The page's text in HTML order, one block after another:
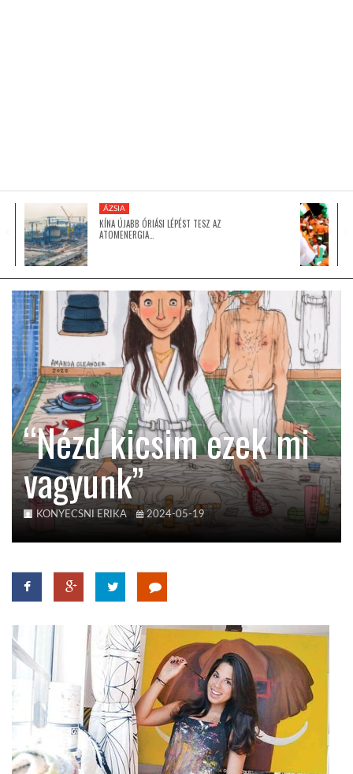
GLOBOTV BP
HÍR3D
TROPICALMAGAZIN
GLOBOTV
AFRIKA TUDÁSTÁR
A NAP SZÉPE
DOBRAVERO.HU
LATIMO.HU
GLOBOBOOK
ÁZSIA
KÍNA ÚJABB ÓRIÁSI LÉPÉST TESZ AZ
ATOMENERGIA…
“Nézd kicsim ezek mi
vagyunk”
KONYECSNI ERIKA 2024-05-19